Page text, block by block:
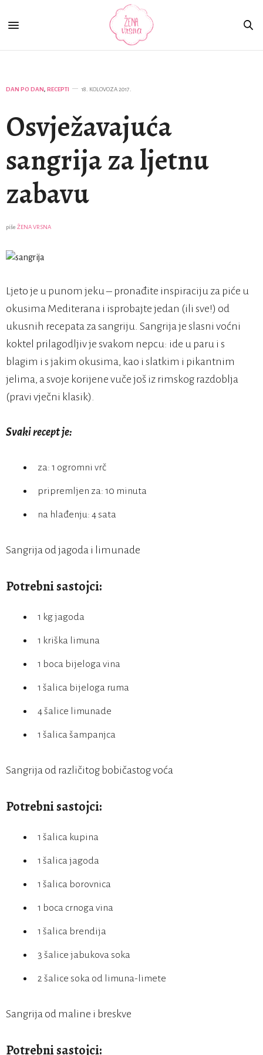
DAN PO DAN, RECEPTI 18. KOLOVOZA 2017.
Osvježavajuća
sangrija za ljetnu
zabavu
piše ŽENA VRSNA
Ljeto je u punom jeku – pronađite inspiraciju za piće u
okusima Mediterana i isprobajte jedan (ili sve!) od
ukusnih recepata za sangriju. Sangrija je slasni voćni
koktel prilagodljiv je svakom nepcu: ide u paru i s
blagim i s jakim okusima, kao i slatkim i pikantnim
jelima, a svoje korijene vuče još iz rimskog razdoblja
(pravi vječni klasik).
Svaki recept je:
za: 1 ogromni vrč
pripremljen za: 10 minuta
na hlađenju: 4 sata
Sangrija od jagoda i limunade
Potrebni sastojci:
1 kg jagoda
1 kriška limuna
1 boca bijeloga vina
1 šalica bijeloga ruma
4 šalice limunade
1 šalica šampanjca
Sangrija od različitog bobičastog voća
Potrebni sastojci:
1 šalica kupina
1 šalica jagoda
1 šalica borovnica
1 boca crnoga vina
1 šalica brendija
3 šalice jabukova soka
2 šalice soka od limuna-limete
Sangrija od maline i breskve
Potrebni sastojci: